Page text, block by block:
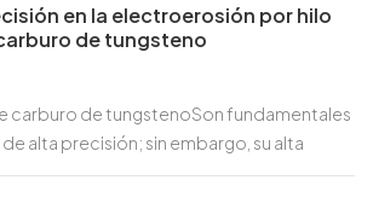
en la electroerosión por hilo
de tungsteno
carburo de tungstenoSon fundamentales
alta precisión; sin embargo, su alta
el control de precisión en la
Incluso las microdesviaciones pueden